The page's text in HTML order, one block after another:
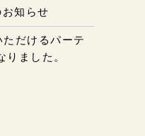
知らせ
だけるパーテ
りました。